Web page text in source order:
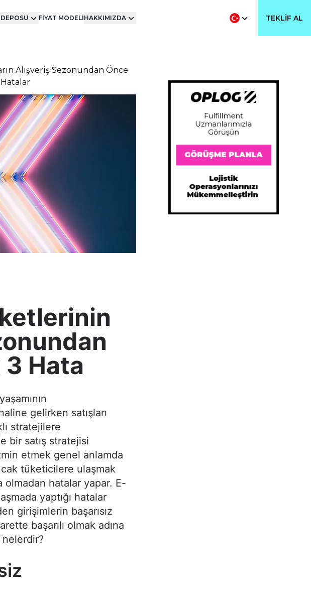
FİYAT MODELİHAKKIMIZDA TEKLIF AL
Alışveriş Sezonundan Önce
Hatalar
3 Hata
gelirken satışları
stratejilere
bir satış stratejisi
etmek genel anlamda
tüketicilere ulaşmak
olmadan hatalar yapar. E-
yaptığı hatalar
girişimlerin başarısız
başarılı olmak adına